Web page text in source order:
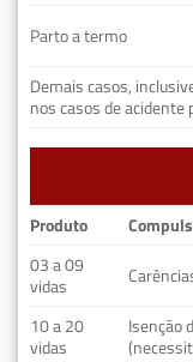
Parto a termo
Demais casos,
nos casos de acidente
Produto
03 a 09
vidas
10 a 20
vidas
Isenção